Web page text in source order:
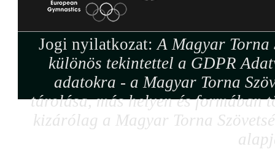
Jogi nyilatkozat:A Magyar Torna
különös tekintettel a GDPR
adatokra - a Magyar Torna
tárolása, más helyen és formában
kizárólag a Magyar Torna